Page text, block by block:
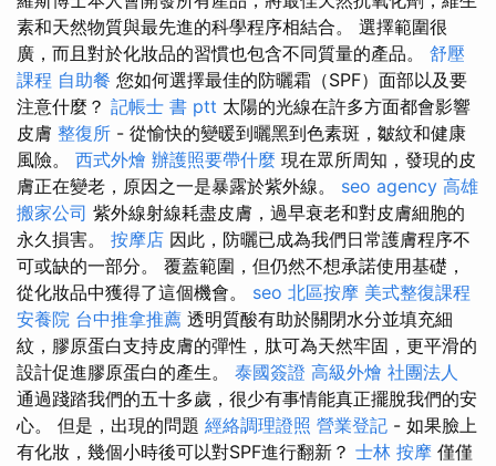
素和天然物質與最先進的科學程序相結合。 選擇範圍很
廣，而且對於化妝品的習慣也包含不同質量的產品。 舒壓
課程 自助餐 您如何選擇最佳的防曬霜（SPF）面部以及要
注意什麼？ 記帳士 書 ptt 太陽的光線在許多方面都會影響
皮膚 整復所 - 從愉快的變暖到曬黑到色素斑，皺紋和健康
風險。 西式外燴 辦護照要帶什麼 現在眾所周知，發現的皮
膚正在變老，原因之一是暴露於紫外線。 seo agency 高雄
搬家公司 紫外線射線耗盡皮膚，過早衰老和對皮膚細胞的
永久損害。 按摩店 因此，防曬已成為我們日常護膚程序不
可或缺的一部分。 覆蓋範圍，但仍然不想承諾使用基礎，
從化妝品中獲得了這個機會。 seo 北區按摩 美式整復課程
安養院 台中推拿推薦 透明質酸有助於關閉水分並填充細
紋，膠原蛋白支持皮膚的彈性，肽可為天然牢固，更平滑的
設計促進膠原蛋白的產生。 泰國簽證 高級外燴 社團法人
通過踐踏我們的五十多歲，很少有事情能真正擺脫我們的安
心。 但是，出現的問題 經絡調理證照 營業登記 - 如果臉上
有化妝，幾個小時後可以對SPF進行翻新？ 士林 按摩 僅僅